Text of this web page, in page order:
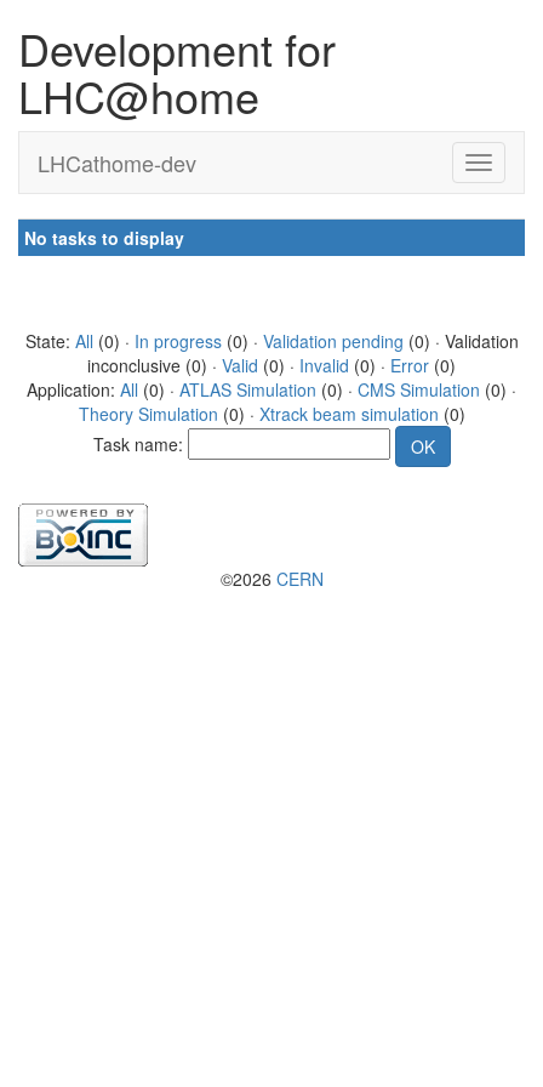
Development for
LHC@home
LHCathome-dev
No tasks to display
State: All (0) · In progress(0) · Validation pending (0) · Validation
inconclusive (0) · Valid (0) · Invalid (0) · Error (0)
Application: All (0) · ATLAS Simulation (0) · CMS Simulation (0) ·
Theory Simulation (0) · Xtrack beam simulation (0)
Task name:
©2026 CERN